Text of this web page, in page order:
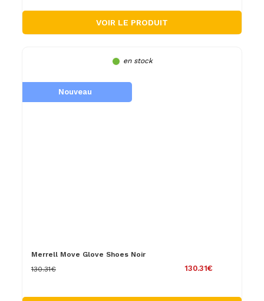
VOIR LE PRODUIT
en stock
Nouveau
Merrell Move Glove Shoes Noir
130.31€
130.31€